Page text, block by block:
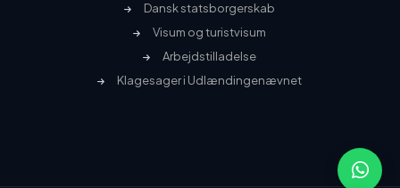
Dansk statsborgerskab
Visum og turistvisum
Arbejdstilladelse
Klagesager i Udlændingenævnet